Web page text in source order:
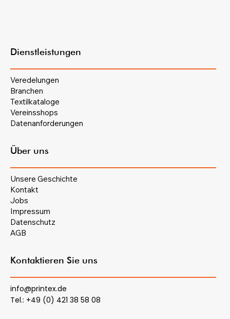
Dienstleistungen
Veredelungen
Branchen
Textilkataloge
Vereinsshops
Datenanforderungen
Über uns
Unsere Geschichte
Kontakt
Jobs
Impressum
Datenschutz
AGB
Kontaktieren Sie uns
info@printex.de
Tel.: +49 (0) 421 38 58 08